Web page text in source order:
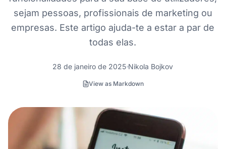
sejam pessoas, profissionais de marketing ou
empresas. Este artigo ajuda-te a estar a par de
todas elas.
28 de janeiro de 2025 Nikola Bojkov
View as Markdown